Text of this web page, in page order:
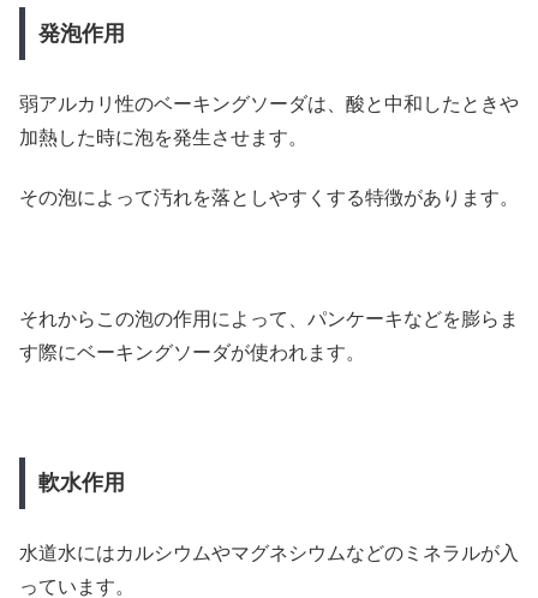
発泡作用
弱アルカリ性のベーキングソーダは、酸と中和したときや
加熱した時に泡を発生させます。
その泡によって汚れを落としやすくする特徴があります。
それからこの泡の作用によって、パンケーキなどを膨らま
す際にベーキングソーダが使われます。
軟水作用
水道水にはカルシウムやマグネシウムなどのミネラルが入
っています。